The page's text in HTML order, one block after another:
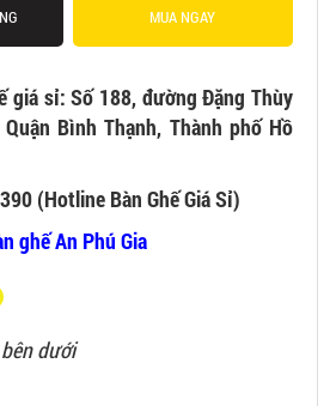
MUA NGAY
giá sỉ: Số 188, đường Đặng Thùy
Bình Thạnh, Thành phố Hồ
(Hotline Bàn Ghế Giá Sỉ)
ghế An Phú Gia
dưới